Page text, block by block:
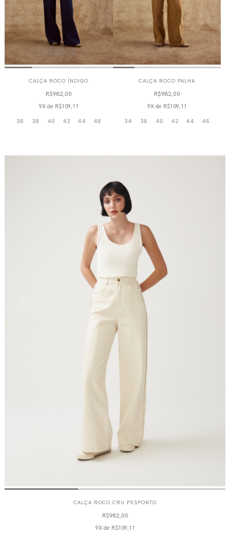
CALÇA ROCO ÍNDIGO
R$982,00
9X de R$109,11
36 38 40 42 44 46
CALÇA ROCO PALHA
R$982,00
9X de R$109,11
34 36 40 42 44 46
CALÇA ROCO CRU PESPONTO
R$982,00
9X de R$109,11